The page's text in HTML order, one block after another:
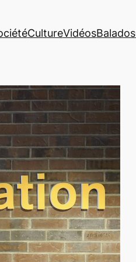
CultureVidéosBalados